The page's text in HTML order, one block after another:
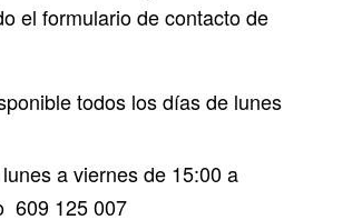
el formulario de contacto de
todos los días de lunes
a viernes de 15:00 a
609 125 007